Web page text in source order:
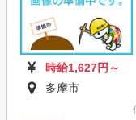
時給1,627円～
多摩市